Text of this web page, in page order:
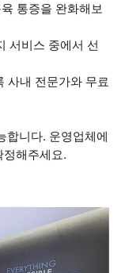
통증을 완화해보
서비스 중에서 선
사내 전문가와 무료
합니다. 운영업체에
해주세요.